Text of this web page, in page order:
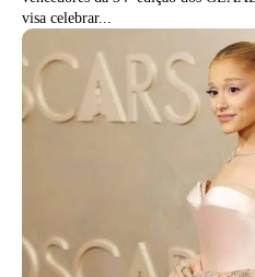
visa celebrar...